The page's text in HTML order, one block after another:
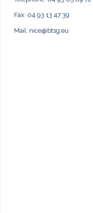
Fax: 04 93 13 47 39
Mail: nice@btsg.eu